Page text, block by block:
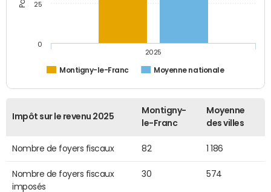
Montigny-le-Franc Moyenne nationale
2025
0
25
Impôt sur le revenu 2025
Montigny-
le-Franc
Moyenne
des villes
Nombre de foyers fiscaux 82 1 186
Nombre de foyers fiscaux
imposés
30 574